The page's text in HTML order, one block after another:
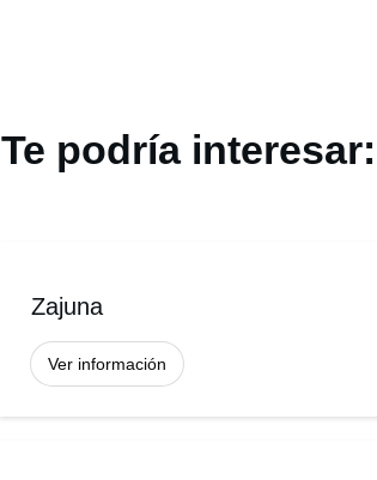
Te podría interesar:
Zajuna
Ver información